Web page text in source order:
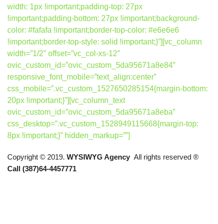
width: 1px !important;padding-top: 27px
!important;padding-bottom: 27px !important;background-
color: #fafafa !important;border-top-color: #e6e6e6
!important;border-top-style: solid !important;}”][vc_column
width=”1/2″ offset=”vc_col-xs-12″
ovic_custom_id=”ovic_custom_5da95671a8e84″
responsive_font_mobile=”text_align:center”
css_mobile=”.vc_custom_1527650285154{margin-bottom:
20px !important;}”][vc_column_text
ovic_custom_id=”ovic_custom_5da95671a8eba”
css_desktop=”.vc_custom_1528949115668{margin-top:
8px !important;}” hidden_markup=””]
Copyright © 2019. WYSIWYG Agency All rights reserved ®
Call (387)64-4457771